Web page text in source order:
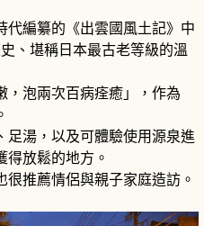
代編纂的《出雲國風土記》中
、堪稱日本最古老等級的溫
，泡兩次百病痊癒」，作為
、足湯，以及可體驗使用源泉進
放鬆的地方。
推薦情侶與親子家庭造訪。